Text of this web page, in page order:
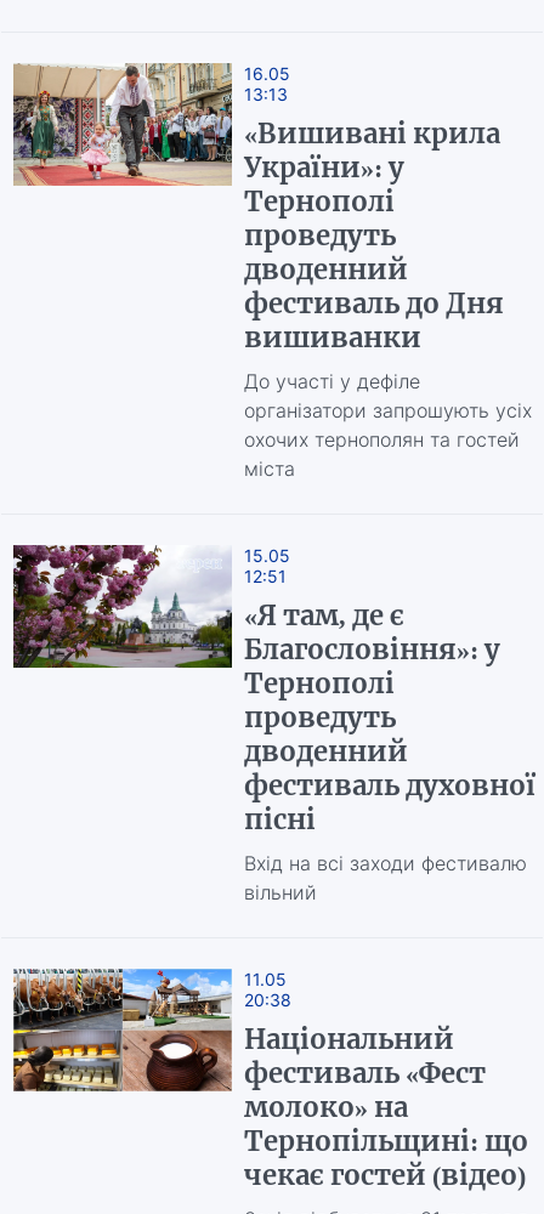
16.05
13:13
«Вишивані крила
України»: у
Тернополі
проведуть
дводенний
фестиваль до Дня
вишиванки
До участі у дефіле
організатори запрошують усіх
охочих тернополян та гостей
міста
15.05
12:51
«Я там, де є
Благословіння»: у
Тернополі
проведуть
дводенний
фестиваль духовної
пісні
Вхід на всі заходи фестивалю
вільний
11.05
20:38
Національний
фестиваль «Фест
молоко» на
Тернопільщині: що
чекає гостей (відео)